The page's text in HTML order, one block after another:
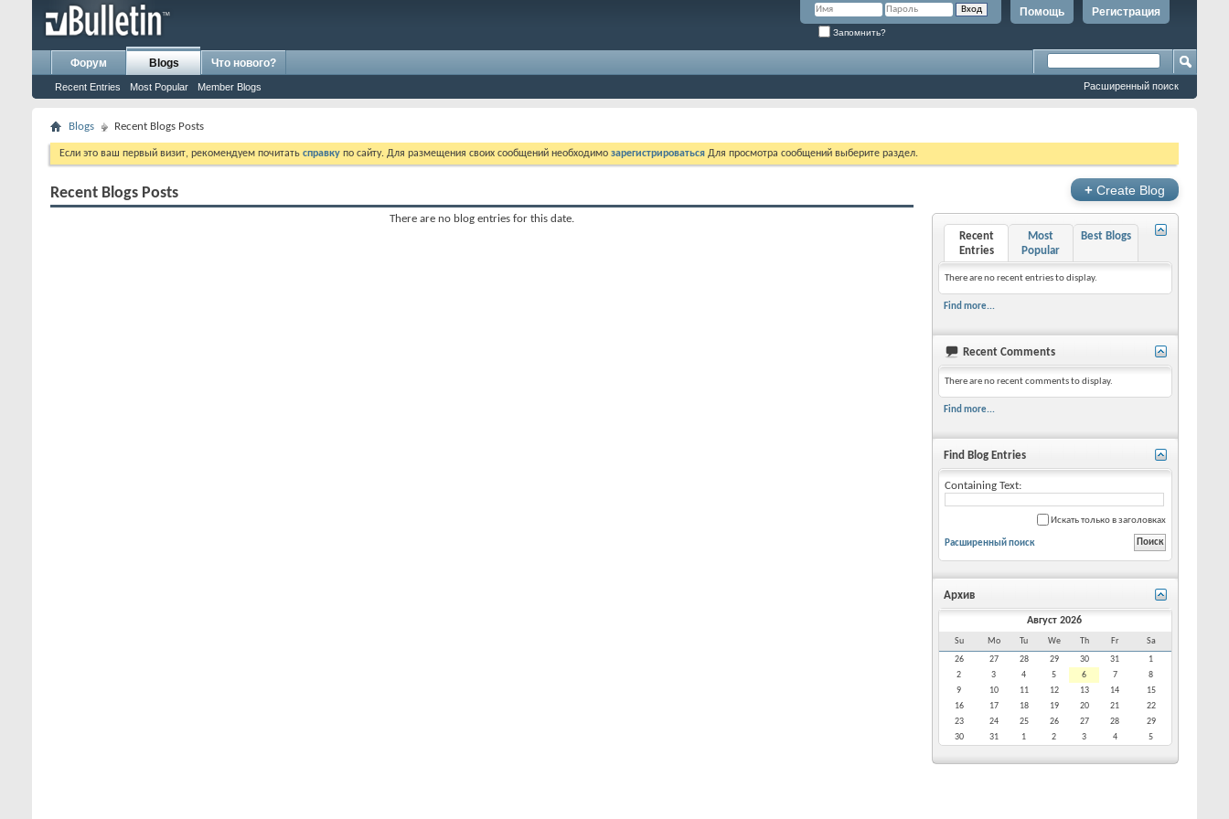
Регистрация
Помощь
Запомнить?
Форум Blogs
Recent Entries Most Popular Member Blogs
Что нового?
Расширенный поиск
Blogs Recent Blogs Posts
Если это ваш первый визит, рекомендуем почитать справку по сайту. Для размещения своих сообщений необходимо зарегистрироваться Для просмотра сообщений выберите раздел.
Recent Blogs Posts
There are no blog entries for this date.
+ Create Blog
Recent
Entries
Most
Popular
Best Blogs
There are no recent entries to display.
Find more...
Recent Comments
There are no recent comments to display.
Find more...
Find Blog Entries
Containing Text:
Искать только в заголовках
Расширенный поиск
Архив
Август 2026
Su Mo Tu We Th Fr Sa
26 27 28 29 30 31
1
2
3 4 5 6 7
8
9
10 11 12 13 14
15
16
17 18 19 20 21
22
23
24 25 26 27 28
29
30
31 1 2 3 4 5